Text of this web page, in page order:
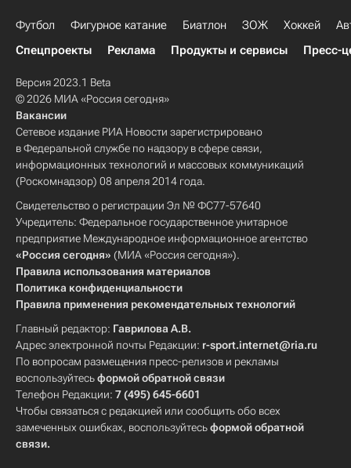
Футбол Фигурное катание Биатлон ЗОЖ Хоккей
Спецпроекты
Реклама Продукты и сервисы Пресс-
Версия 2023.1 Beta
© 2026 МИА «Россия сегодня»
Вакансии
Сетевое издание РИА Новости зарегистрировано
в Федеральной службе по надзору в сфере связи,
информационных технологий и массовых коммуникаций
(Роскомнадзор) 08 апреля 2014 года.
Свидетельство о регистрации Эл № ФС77-57640
Учредитель: Федеральное государственное унитарное
предприятие Международное информационное агентство
«Россия сегодня» (МИА «Россия сегодня»).
Правила использования материалов
Политика конфиденциальности
Правила применения рекомендательных технологий
Главный редактор: Гаврилова А.В.
Адрес электронной почты Редакции: r-sport.internet@ria.ru
По вопросам размещения пресс-релизов и рекламы
воспользуйтесьформой обратной связи
Телефон Редакции: 7 (495) 645-6601
Чтобы связаться с редакцией или сообщить обо всех
замеченных ошибках, воспользуйтесьформой обратной
связи.